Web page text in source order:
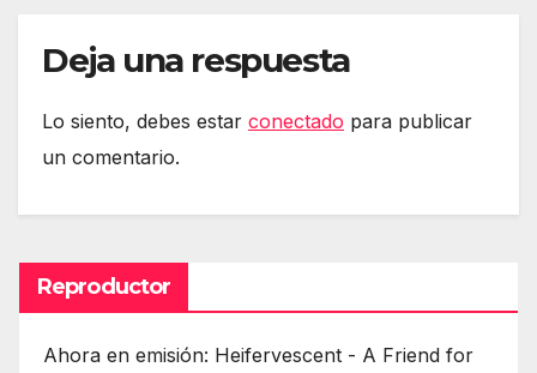
Deja una respuesta
Lo siento, debes estar conectado para publicar
un comentario.
Reproductor
Ahora en emisión: Heifervescent - A Friend for